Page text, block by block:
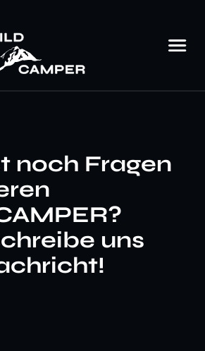
noch Fragen
uns